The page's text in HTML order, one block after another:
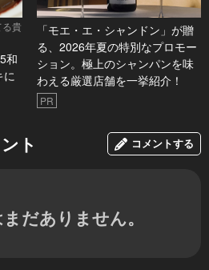
貴
和
「モエ・エ・シャンドン」が贈
る、2026年夏の特別なプロモー
ション。極上のシャンパンを味
わえる厳選店舗を一挙紹介！
PR
ト コメントする
だありません。